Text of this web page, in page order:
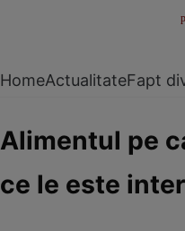
HomeActualitateFapt
Alimentul pe
ce le este